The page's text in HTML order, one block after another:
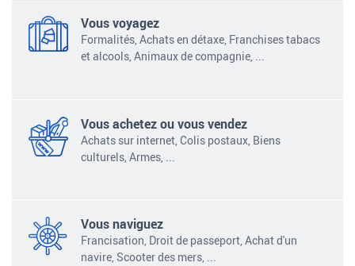
Vous voyagez
Formalités, Achats en détaxe, Franchises tabacs
et alcools, Animaux de compagnie, ...
Vous achetez ou vous vendez
Achats sur internet, Colis postaux, Biens
culturels, Armes,
Vous naviguez
Francisation, Droit de passeport, Achat d'un
navire, Scooter des mers, ...